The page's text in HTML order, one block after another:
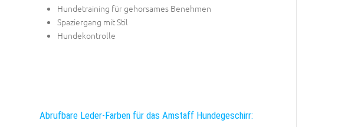
Hundetraining für gehorsames Benehmen
Spaziergang mit Stil
Hundekontrolle
Abrufbare Leder-Farben für das Amstaff Hundegeschirr: